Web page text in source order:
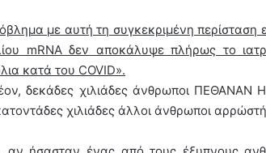
με αυτή τη συγκεκριμένη περίσταση
mRNA δεν αποκάλυψε πλήρως το
κατά του COVID».
δεκάδες χιλιάδες άνθρωποι
χιλιάδες άλλοι άνθρωποι